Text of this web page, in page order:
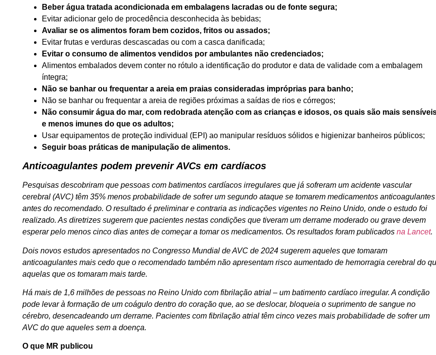
Beber água tratada acondicionada em embalagens lacradas ou de fonte segura;
Evitar adicionar gelo de procedência desconhecida às bebidas;
Avaliar se os alimentos foram bem cozidos, fritos ou assados;
Evitar frutas e verduras descascadas ou com a casca danificada;
Evitar o consumo de alimentos vendidos por ambulantes não credenciados;
Alimentos embalados devem conter no rótulo a identificação do produtor e data de validade com a embalagem
íntegra;
Não se banhar ou frequentar a areia em praias consideradas impróprias para banho;
Não se banhar ou frequentar a areia de regiões próximas a saídas de rios e córregos;
Não consumir água do mar, com redobrada atenção com as crianças e idosos, os quais são mais
e menos imunes do que os adultos;
Usar equipamentos de proteção individual (EPI) ao manipular resíduos sólidos e higienizar banheiros públicos;
Seguir boas práticas de manipulação de alimentos.
Anticoagulantes podem prevenir AVCs em cardíacos
Pesquisas descobriram que pessoas com batimentos cardíacos irregulares que já sofreram um acidente vascular
cerebral (AVC) têm 35% menos probabilidade de sofrer um segundo ataque se tomarem medicamentos anticoagulantes
antes do recomendado. O resultado é preliminar e contraria as indicações vigentes no Reino Unido, onde o estudo foi
realizado. As diretrizes sugerem que pacientes nestas condições que tiveram um derrame moderado ou grave devem
esperar pelo menos cinco dias antes de começar a tomar os medicamentos. Os resultados foram publicadosna Lancet.
Dois novos estudos apresentados no Congresso Mundial de AVC de 2024 sugerem aqueles que tomaram
anticoagulantes mais cedo que o recomendado também não apresentam risco aumentado de hemorragia cerebral do
aquelas que os tomaram mais tarde.
Há mais de 1,6 milhões de pessoas no Reino Unido com fibrilação atrial – um batimento cardíaco irregular. A condição
pode levar à formação de um coágulo dentro do coração que, ao se deslocar, bloqueia o suprimento de sangue no
cérebro, desencadeando um derrame. Pacientes com fibrilação atrial têm cinco vezes mais probabilidade de sofrer um
AVC do que aqueles sem a doença.
O que MR publicou